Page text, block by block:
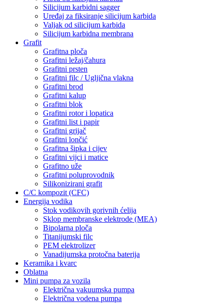
Silicijum karbidni sagger
Uređaj za fiksiranje silicijum karbida
Valjak od silicijum karbida
Silicijum karbidna membrana
Grafit
Grafitna ploča
Grafitni ležaj/čahura
Grafitni prsten
Grafitni filc / Ugljična vlakna
Grafitni brod
Grafitni kalup
Grafitni blok
Grafitni rotor i lopatica
Grafitni list i papir
Grafitni grijač
Grafitni lončić
Grafitna šipka i cijev
Grafitni vijci i matice
Grafitno uže
Grafitni poluprovodnik
Silikonizirani grafit
C/C kompozit (CFC)
Energija vodika
Stok vodikovih gorivnih ćelija
Sklop membranske elektrode (MEA)
Bipolarna ploča
Titanijumski filc
PEM elektrolizer
Vanadijumska protočna baterija
Keramika i kvarc
Oblatna
Mini pumpa za vozila
Električna vakuumska pumpa
Električna vodena pumpa